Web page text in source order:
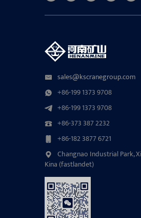
sales@kscranegroup.com
+86-199 1373 9708
+86-199 1373 9708
+86-373 387 2232
+86-182 3877 6721
Changnao Industrial Park,
Kina (fastlandet)